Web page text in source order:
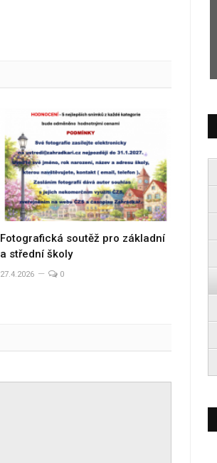
Fotografická soutěž pro základní
a střední školy
27.4.2026 0